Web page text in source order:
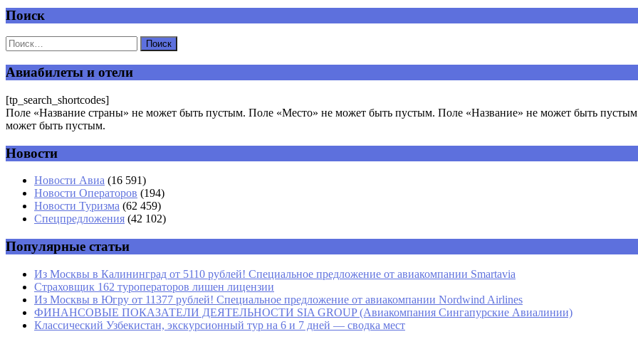
Добавить комментарий
Ваш адрес email не будет опубликован.
Комментарий
Имя *
Email*
Поиск
Авиабилеты и отели
[tp_search_shortcodes]
Поле «Название страны» не может быть пустым. Поле «Место» не может быть пустым. Поле «Название» не может быть
может быть пустым.
Новости
Новости Авиа (16 591)
Новости Операторов (194)
Новости Туризма (62 459)
Спецпредложения (42 102)
Популярные статьи
Из Москвы в Калининград от 5110 рублей! Специальное предложение от авиакомпании Smartavia
Страховщик 162 туроператоров лишен лицензии
Из Москвы в Югру от 11377 рублей! Специальное предложение от авиакомпании Nordwind Airlines
ФИНАНСОВЫЕ ПОКАЗАТЕЛИ ДЕЯТЕЛЬНОСТИ SIA GROUP (Авиакомпания Сингапурские Авиалинии)
Классический Узбекистан, экскурсионный тур на 6 и 7 дней — сводка мест